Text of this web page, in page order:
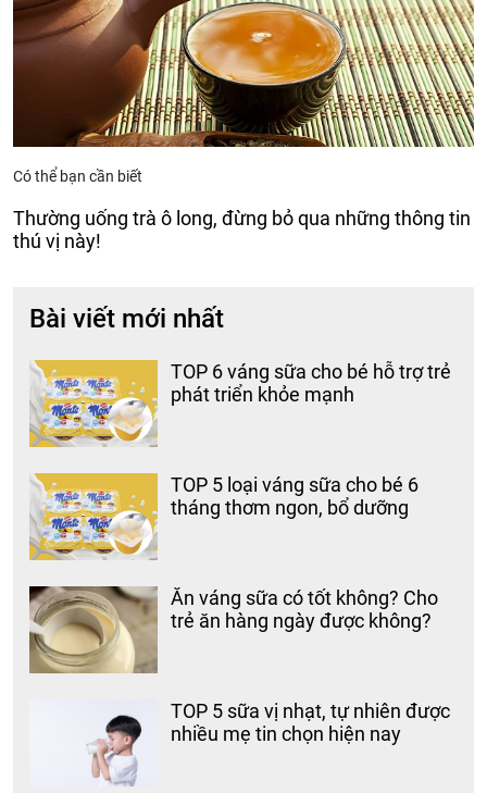
Có thể bạn cần biết
Thường uống trà ô long, đừng bỏ qua những thông tin
thú vị này!
Bài viết mới nhất
TOP 6 váng sữa cho bé hỗ trợ trẻ
phát triển khỏe mạnh
TOP 5 loại váng sữa cho bé 6
tháng thơm ngon, bổ dưỡng
Ăn váng sữa có tốt không? Cho
trẻ ăn hàng ngày được không?
TOP 5 sữa vị nhạt, tự nhiên được
nhiều mẹ tin chọn hiện nay